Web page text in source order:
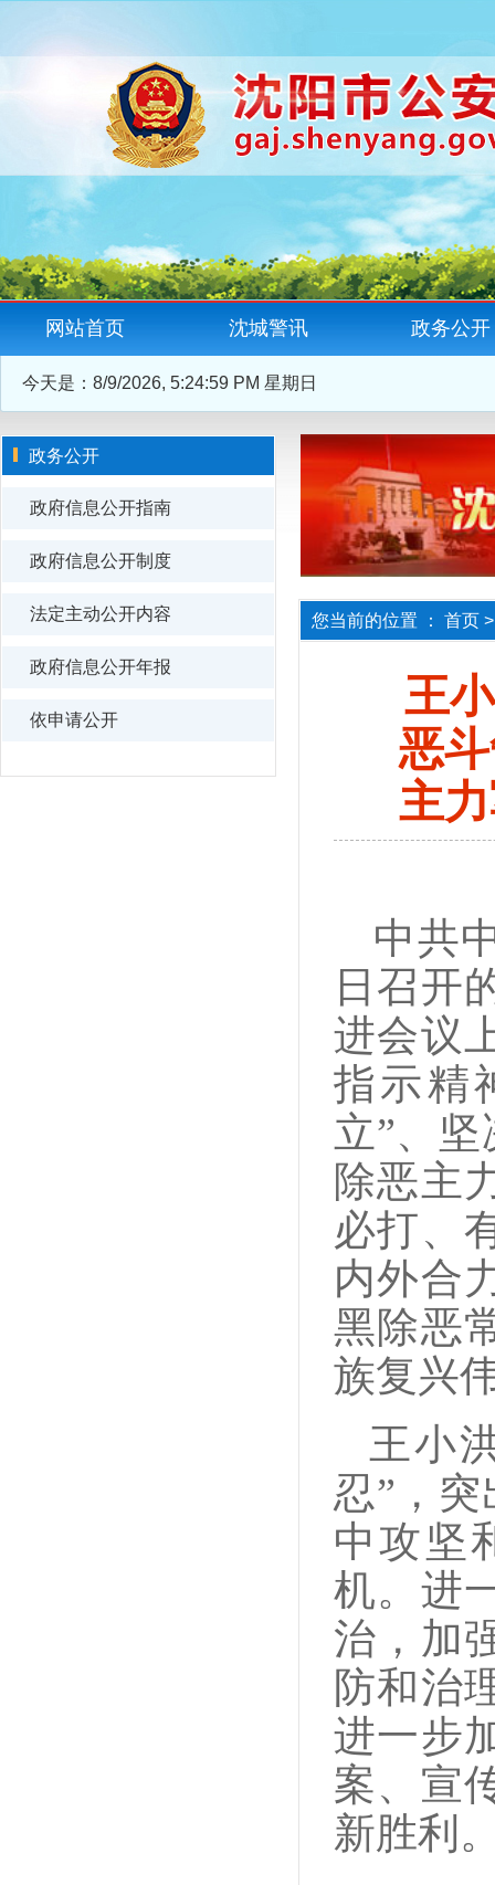
网站首页 沈城警讯 政务公开
今天是： 8/9/2026, 5:24:59 PM 星期日
政务公开
政府信息公开指南
政府信息公开制度
法定主动公开内容
政府信息公开年报
依申请公开
您当前的位置 ： 首页
王
恶
主
中共
日召开
进会议
指示精
立”、
除恶主
必打、
内外合
黑除恶
族复兴
王小
忍”，
中攻坚
机。进
治，加
防和治
进一步
案、宣
新胜利